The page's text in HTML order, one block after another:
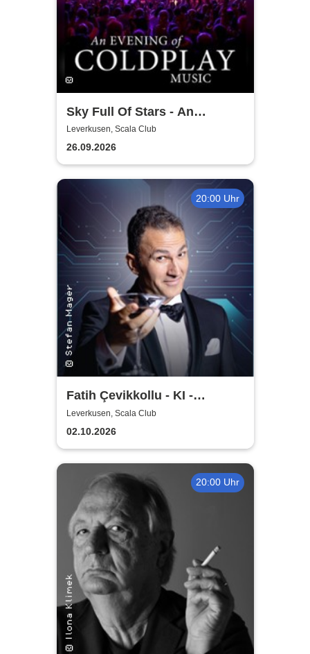
Sky Full Of Stars - An
Evening Of Coldplay Music
Leverkusen, Scala Club
26.09.2026
20:00 Uhr
Fatih Çevikkollu - KI -
Kritische Intelligenz
Leverkusen, Scala Club
02.10.2026
20:00 Uhr